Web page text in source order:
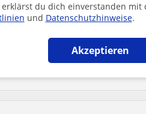
erklärst du dich einverstanden mit
und Datenschutzhinweise.
Akzeptieren
Nachhilfelehrer
habe mein Studium der